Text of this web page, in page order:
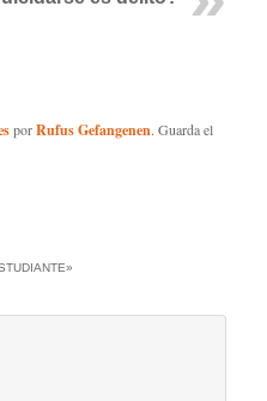
porRufus Gefangenen. Guarda el
»